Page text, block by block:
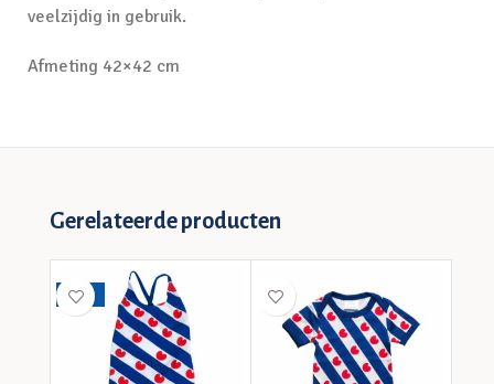
veelzijdig in gebruik.
Afmeting 42×42 cm
Gerelateerde producten
-40%